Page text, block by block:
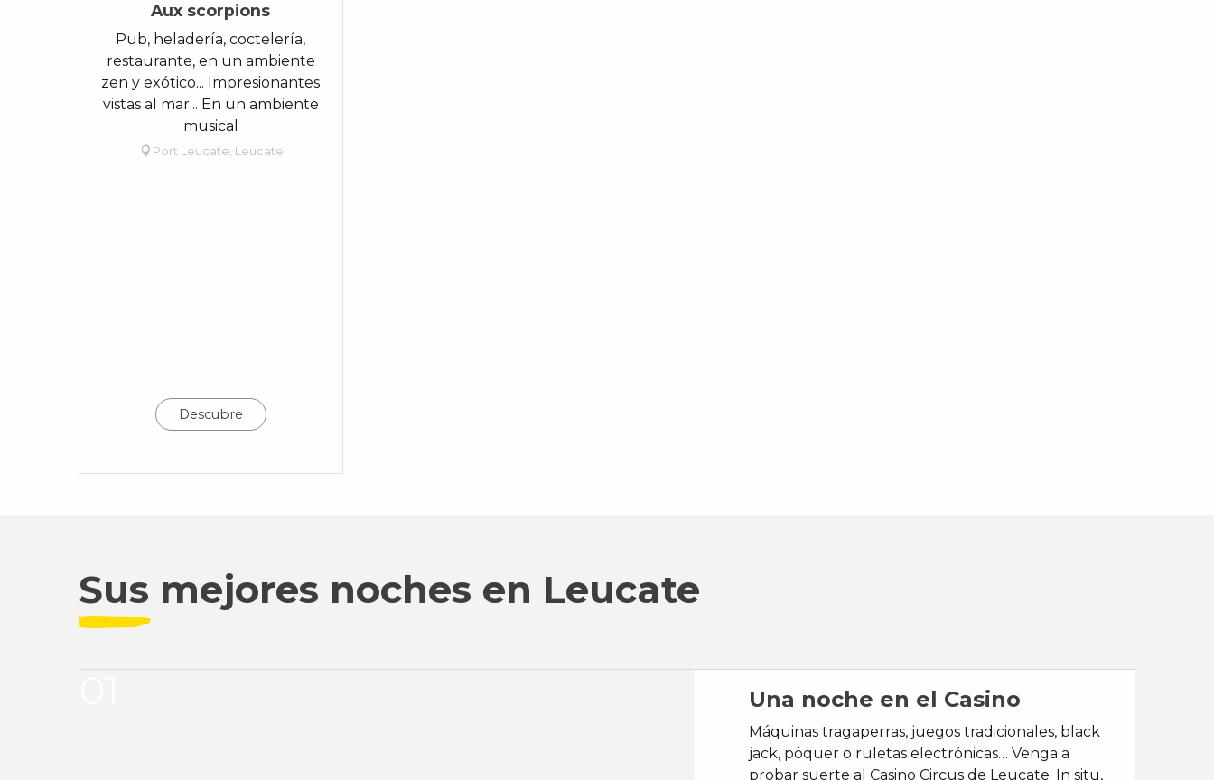
Aux scorpions
Pub, heladería, coctelería,
restaurante, en un ambiente
zen y exótico... Impresionantes
vistas al mar... En un ambiente
musical
Port Leucate, Leucate
Descubre
Sus mejores noches en Leucate
Una noche en el Casino
Máquinas tragaperras, juegos tradicionales, black
jack, póquer o ruletas electrónicas… Venga a
probar suerte al Casino Circus de Leucate. In situ,